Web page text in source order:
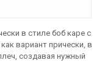
в стиле боб каре с
вариант прически, в
создавая нужный